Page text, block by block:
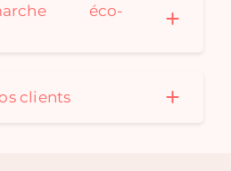
éco-
clients